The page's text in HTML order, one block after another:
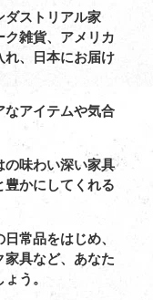
ストリアル家
雑貨、アメリカ
、日本にお届け
なアイテムや気合
味わい深い家具
かにしてくれる
常品をはじめ、
具など、あなた
う。